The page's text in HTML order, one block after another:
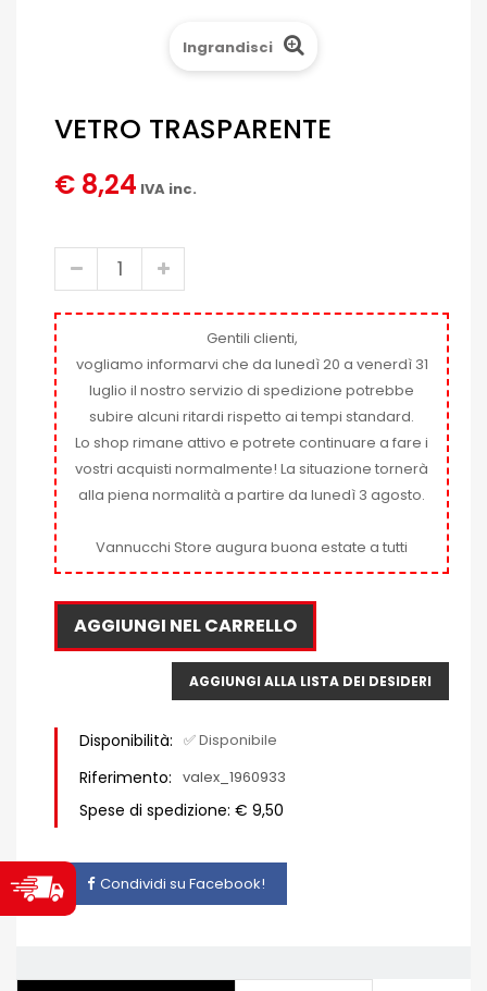
Ingrandisci
VETRO TRASPARENTE
€ 8,24 IVA inc.
Gentili clienti,
vogliamo informarvi che da lunedì 20 a venerdì 31
luglio il nostro servizio di spedizione potrebbe
subire alcuni ritardi rispetto ai tempi standard.
Lo shop rimane attivo e potrete continuare a fare i
vostri acquisti normalmente! La situazione tornerà
alla piena normalità a partire da lunedì 3 agosto.
Vannucchi Store augura buona estate a tutti
AGGIUNGI NEL CARRELLO
AGGIUNGI ALLA LISTA DEI DESIDERI
Disponibilità: ✅ Disponibile
Riferimento: valex_1960933
Spese di spedizione: € 9,50
Condividi su Facebook!